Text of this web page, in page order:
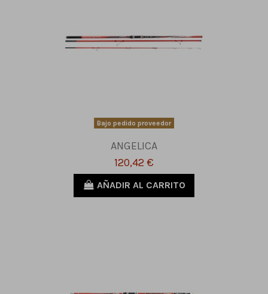
Bajo pedido proveedor
ANGELICA
120,42 €
AÑADIR AL CARRITO